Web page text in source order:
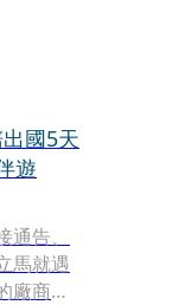
國5天
遊
告、
馬就遇
廠商先